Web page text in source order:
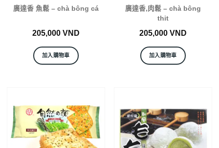
廣達香 魚鬆 – chà bông cá
205,000 VND
加入購物車
廣達香,肉鬆 – chà bông
thit
205,000 VND
加入購物車